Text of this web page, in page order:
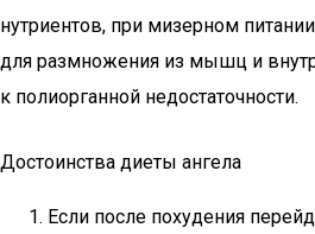
нутриентов, при мизерном
для размножения из мышц и
к полиорганной недостаточности.
Достоинства диеты ангела
Если после похудения